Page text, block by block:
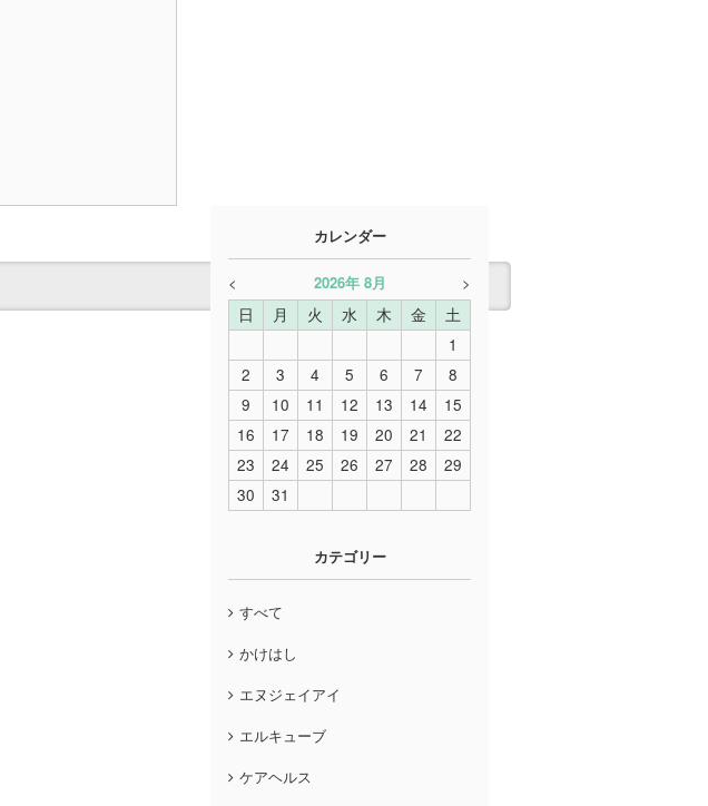
カレンダー
< >
2026年 8月
日 月 火 水 木 金
土
1
2
3 4 5 6 7
8
9
10 11 12 13 14
15
16
17 18 19 20 21
22
23
24 25 26 27 28
29
30
31
カテゴリー
すべて
かけはし
エヌジェイアイ
エルキューブ
ケアヘルス